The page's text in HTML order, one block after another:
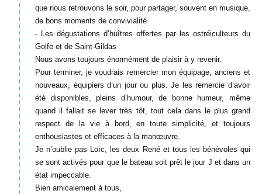
que nous retrouvons le soir, pour partager, souvent en musique,
de bons moments de convivialité
- Les dégustations d’huîtres offertes par les ostréiculteurs du
Golfe et de Saint-Gildas
Nous avons toujours énormément de plaisir à y revenir.
Pour terminer, je voudrais remercier mon équipage, anciens et
nouveaux, équipiers d’un jour ou plus. Je les remercie d’avoir
été disponibles, pleins d’humour, de bonne humeur, même
quand il fallait se lever très tôt, tout cela dans le plus grand
respect de la vie à bord, en toute simplicité, et toujours
enthousiastes et efficaces à la manœuvre.
Je n’oublie pas Loïc, les deux René et tous les bénévoles qui
se sont activés pour que le bateau soit prêt le jour J et dans un
état impeccable.
Bien amicalement à tous,